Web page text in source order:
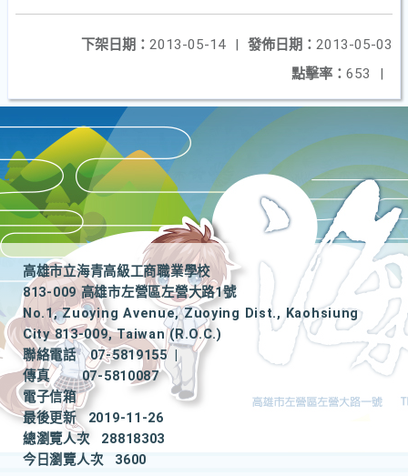
發佈日期： 2013-05-03
下架日期： 2013-05-14
|
點擊率： 653 |
高雄市立海青高級工商職業學校
813-009 高雄市左營區左營大路1號
No.1, Zuoying Avenue, Zuoying Dist., Kaohsiung
City 813-009, Taiwan (R.O.C.)
聯絡電話
07-5819155
|
傳真
07-5810087
電子信箱
最後更新
2019-11-26
總瀏覽人次
28818303
今日瀏覽人次
3600